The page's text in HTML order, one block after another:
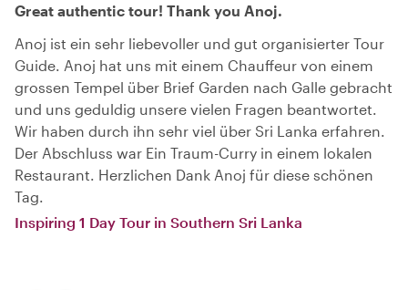
Great authentic tour! Thank you Anoj.
Anoj ist ein sehr liebevoller und gut organisierter Tour
Guide. Anoj hat uns mit einem Chauffeur von einem
grossen Tempel über Brief Garden nach Galle gebracht
und uns geduldig unsere vielen Fragen beantwortet.
Wir haben durch ihn sehr viel über Sri Lanka erfahren.
Der Abschluss war Ein Traum-Curry in einem lokalen
Restaurant. Herzlichen Dank Anoj für diese schönen
Tag.
Inspiring 1 Day Tour in Southern Sri Lanka